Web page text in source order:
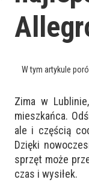
W tym artykule
Zima w
mieszkańca.
ale i częścią
Dzięki
sprzęt może
czas i wysiłek.